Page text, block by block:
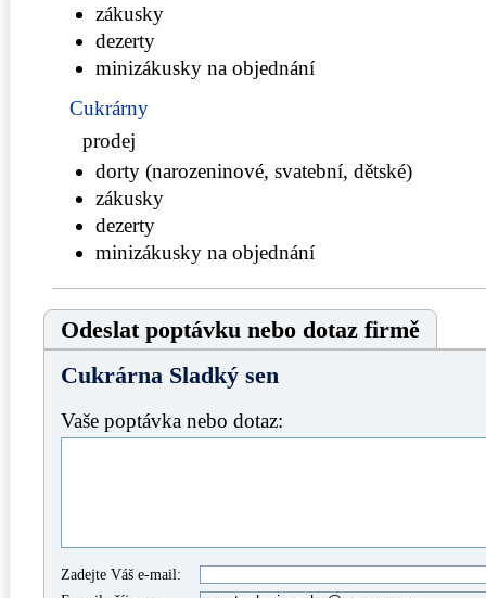
zákusky
dezerty
minizákusky na objednání
Cukrárny
prodej
dorty (narozeninové, svatební, dětské)
zákusky
dezerty
minizákusky na objednání
Odeslat poptávku nebo dotaz firmě
Cukrárna Sladký sen
Vaše poptávka nebo dotaz:
Zadejte Váš e-mail: